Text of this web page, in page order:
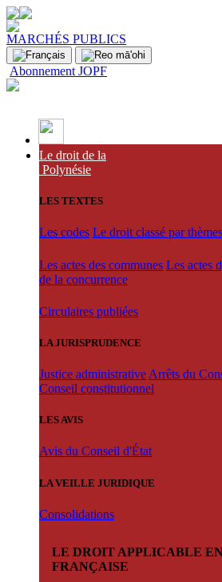
MARCHÉS PUBLICS
Abonnement JOPF
Le droit de la
Polynésie
LES TEXTES
Les codes Le droit classé par thèmes
Les actes des communes Les actes
de la concurrence
Circulaires publiées
LA JURISPRUDENCE
Justice administrative Arrêts du
Conseil constitutionnel
LES AVIS
Avis du Conseil d'État
LA VEILLE JURIDIQUE
Consolidations
LE DROIT APPLICABLE
FRANÇAISE